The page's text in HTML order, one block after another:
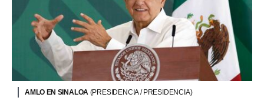
AMLO EN SINALOA (PRESIDENCIA / PRESIDENCIA)